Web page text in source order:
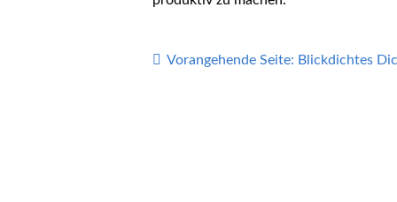
Vorangehende Seite: Blickdichtes